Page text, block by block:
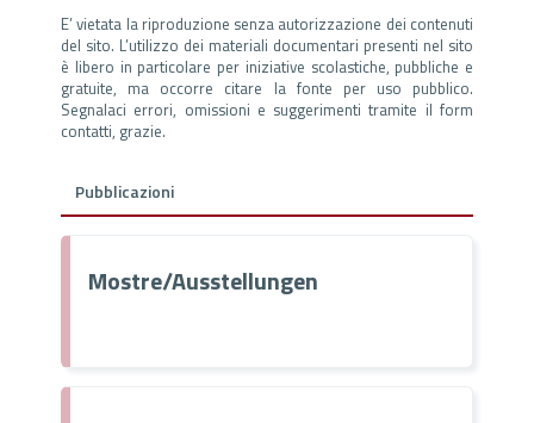
E’ vietata la riproduzione senza autorizzazione dei contenuti
del sito. L’utilizzo dei materiali documentari presenti nel sito
è libero in particolare per iniziative scolastiche, pubbliche e
gratuite, ma occorre citare la fonte per uso pubblico.
Segnalaci errori, omissioni e suggerimenti tramite il form
contatti, grazie.
Pubblicazioni
Mostre/Ausstellungen